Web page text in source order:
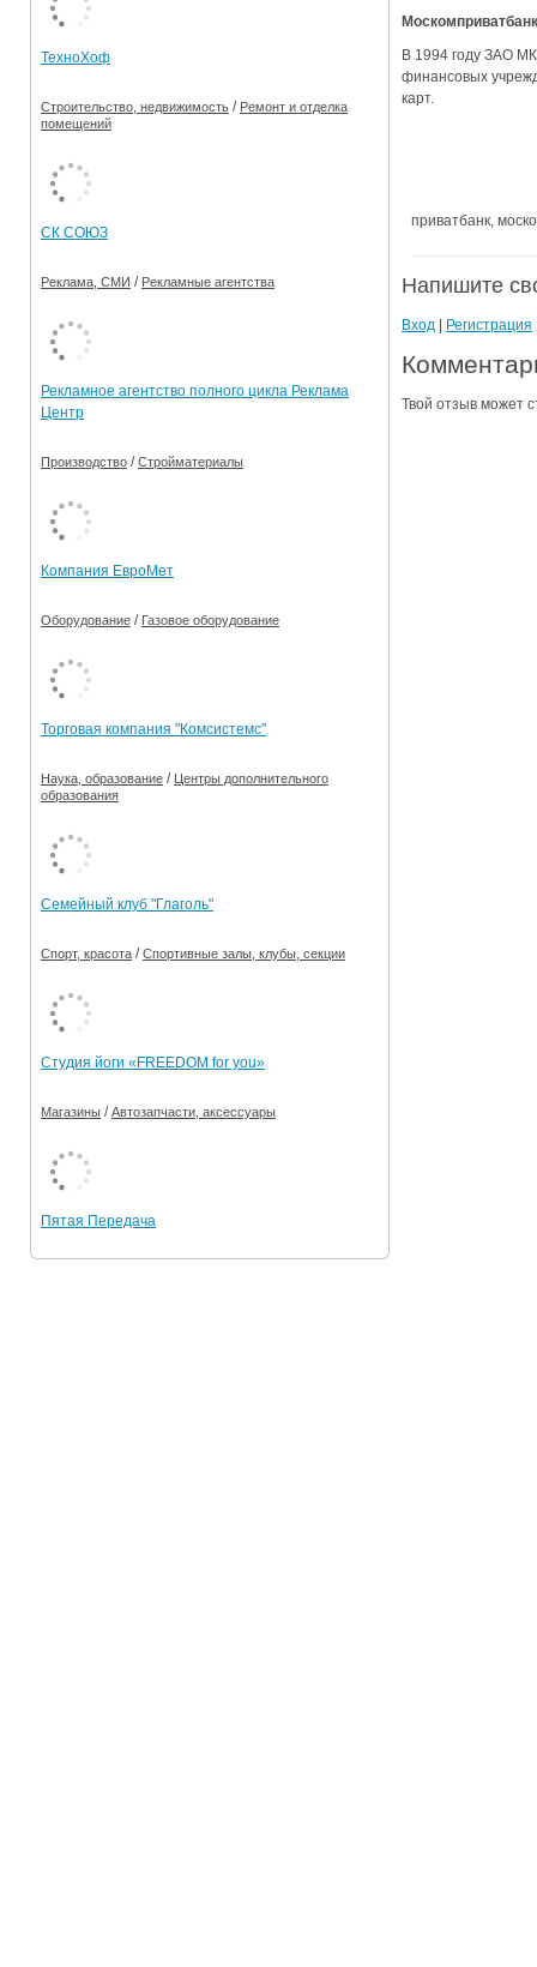
Ограничения движения транспорта на майские
Электронные транспортные карты
В 1994 году ЗАО
финансовых
карт.
приватбанк,
Напишите
Вход Регистрация
Твой отзыв может
ТехноХоф
Строительство, недвижимость / Ремонт и отделка
помещений
СК СОЮЗ
Реклама, СМИ / Рекламные агентства
Рекламное агентство полного цикла Реклама
Центр
Производство /Стройматериалы
Компания ЕвроМет
Оборудование / Газовое оборудование
Торговая компания "Комсистемс"
Наука, образование / Центры дополнительного
образования
Семейный клуб "Глаголь"
Спорт, красота /Спортивные залы, клубы, секции
Студия йоги «FREEDOM for you»
Магазины /Автозапчасти, аксессуары
Пятая Передача